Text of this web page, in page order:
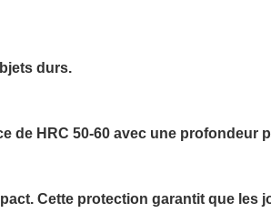
durs.
de HRC 50-60 avec une profondeur
Cette protection garantit que les